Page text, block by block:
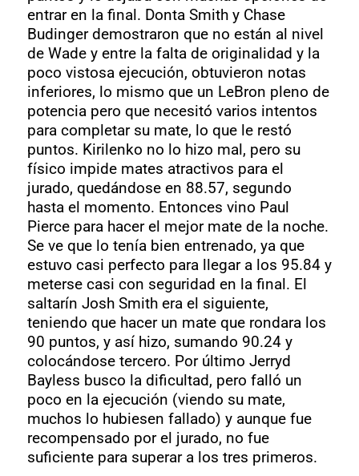
entrar en la final. Donta Smith y Chase
Budinger demostraron que no están al nivel
de Wade y entre la falta de originalidad y la
poco vistosa ejecución, obtuvieron notas
inferiores, lo mismo que un LeBron pleno de
potencia pero que necesitó varios intentos
para completar su mate, lo que le restó
puntos. Kirilenko no lo hizo mal, pero su
físico impide mates atractivos para el
jurado, quedándose en 88.57, segundo
hasta el momento. Entonces vino Paul
Pierce para hacer el mejor mate de la noche.
Se ve que lo tenía bien entrenado, ya que
estuvo casi perfecto para llegar a los 95.84 y
meterse casi con seguridad en la final. El
saltarín Josh Smith era el siguiente,
teniendo que hacer un mate que rondara los
90 puntos, y así hizo, sumando 90.24 y
colocándose tercero. Por último Jerryd
Bayless busco la dificultad, pero falló un
poco en la ejecución (viendo su mate,
muchos lo hubiesen fallado) y aunque fue
recompensado por el jurado, no fue
suficiente para superar a los tres primeros.